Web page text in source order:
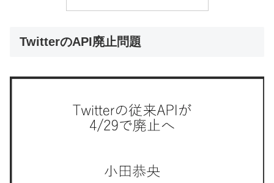
TwitterのAPI廃止問題